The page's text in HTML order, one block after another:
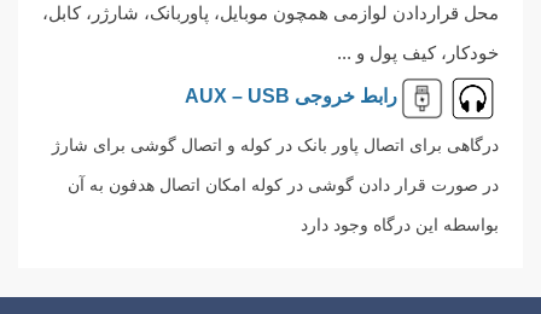
محل قراردادن لوازمی همچون موبایل، پاوربانک، شارژر، کابل،
خودکار، کیف پول و ...
رابط خروجی AUX – USB
درگاهی برای اتصال پاور بانک در کوله و اتصال گوشی برای شارژ
در صورت قرار دادن گوشی در کوله امکان اتصال هدفون به آن
بواسطه این درگاه وجود دارد